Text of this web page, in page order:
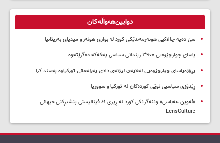
دوایین‌هەواڵەکان
سێ دەیە چالاکیی هونەرمەندێکی کورد لە بواری هونەر و میدیای بەریتانیا
یاسای چوارچێوەیی ۳۹۰۰ زیندانی سیاسی پەکەکە دەگرێتەوە
پڕۆژەیاسای چوارچێوەیی لەلایەن لیژنەی دادی پەرلەمانی تورکیاوە پەسند کرا
ڕێدۆزی سیاسیی نوێی کوردەکان لە تورکیا و سووریا
«ئەوین عەباسی» وێنەگرێکی کورد لە ڕیزی ٤١ فینالیستی پێشبڕکێی جیهانی
LensCulture